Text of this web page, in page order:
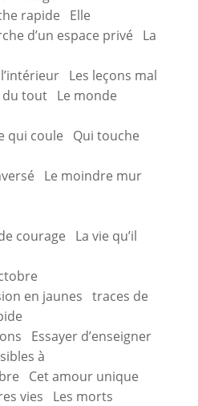
rapide Elle
d’un espace privé La
Les leçons mal
tout Le monde
qui coule Qui touche
Le moindre mur
courage La vie qu’il
en jaunes traces de
Essayer d’enseigner
à
Cet amour unique
vies Les morts